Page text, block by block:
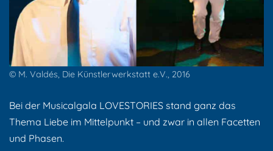
© M. Valdés, Die Künstlerwerkstatt e.V., 2016
Bei der Musicalgala LOVESTORIES stand ganz das
Thema Liebe im Mittelpunkt – und zwar in allen Facetten
und Phasen.